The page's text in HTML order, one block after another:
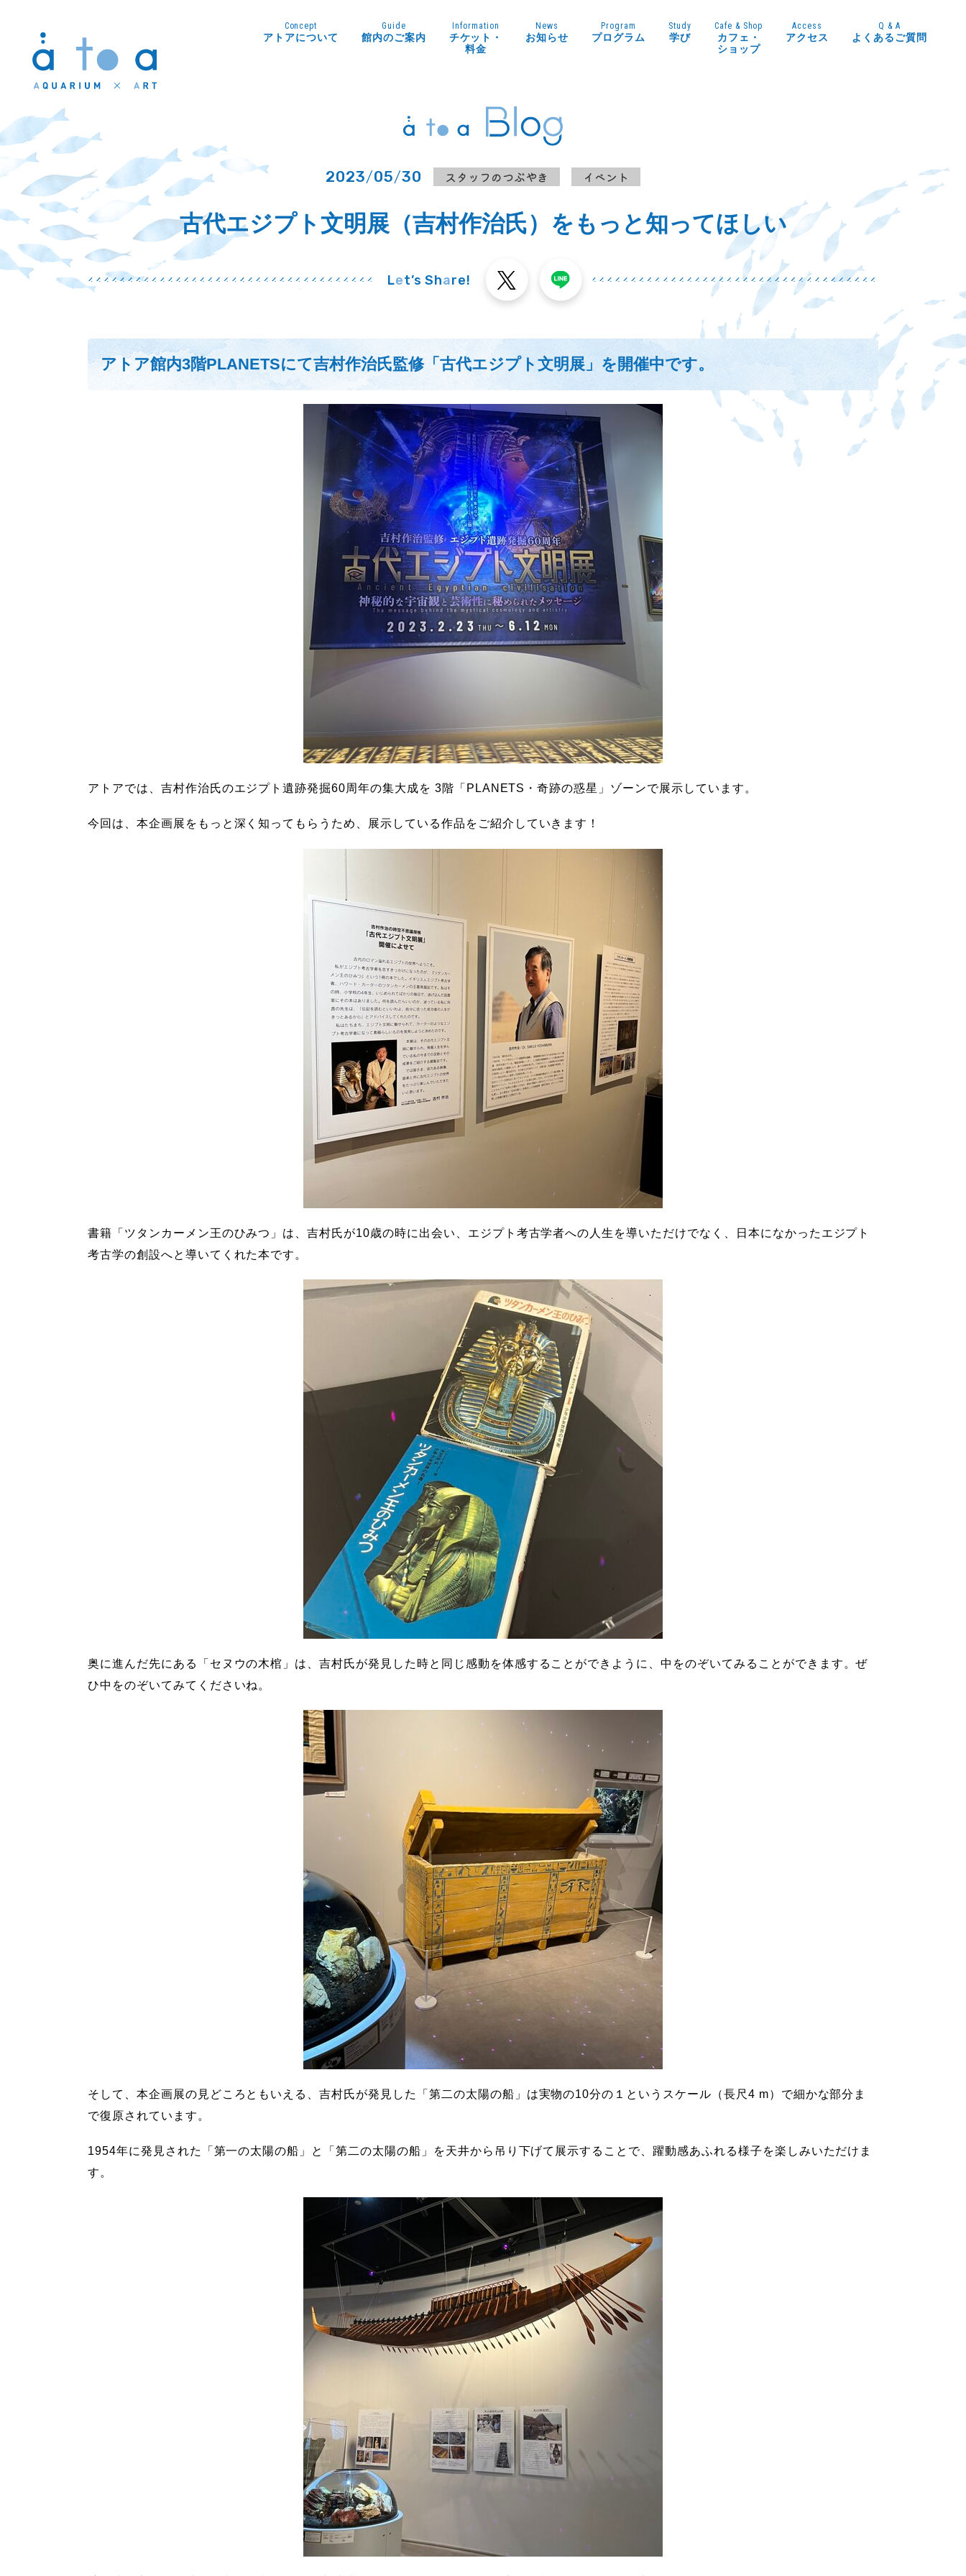
Concept
アトアについて
Guide
館内のご案内
Information
チケット・
料金
News
お知らせ
Program
プログラム
Study
学び
Cafe & Shop
カフェ・
ショップ
Access
アクセス
Q & A
よくあるご質問
2023/05/30 スタッフのつぶやき イベント
古代エジプト文明展（吉村作治氏）をもっと知ってほしい
Let’s Share!
アトア館内3階PLANETSにて吉村作治氏監修「古代エジプト文明展」を開催中です。
アトアでは、吉村作治氏のエジプト遺跡発掘60周年の集大成を 3階「PLANETS・奇跡の惑星」ゾーンで展示しています。
今回は、本企画展をもっと深く知ってもらうため、展示している作品をご紹介していきます！
書籍「ツタンカーメン王のひみつ」は、吉村氏が10歳の時に出会い、 エジプト考古学者への人生を導いただけでなく、
日本になかったエジプト
考古学の創設へと導いてくれた本です 。
奥に進んだ先にある「セヌウの木棺」は、吉村氏が発見した時と同じ感動を体感することができように、中をのぞいてみることができます。ぜ
ひ中をのぞいてみてくださいね。
そして、本企画展の見どころともいえる、吉村氏が発見した「第二の太陽の船」は実物の10分の１というスケール（長尺4 m）で細かな部分ま
で復原されています。
1954年に発見された「第一の太陽の船」と「第二の太陽の船」を天井から吊り下げて展示することで、躍動感あふれる様子を楽しみいただけま
す。